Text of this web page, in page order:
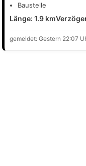
Baustelle
Länge: 1.9 km
gemeldet: Gestern 22:07